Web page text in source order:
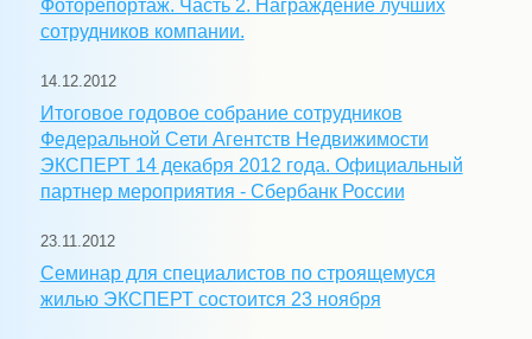
Фоторепортаж. Часть 2. Награждение лучших
сотрудников компании.
14.12.2012
Итоговое годовое собрание сотрудников
Федеральной Сети Агентств Недвижимости
ЭКСПЕРТ 14 декабря 2012 года. Официальный
партнер мероприятия - Сбербанк России
23.11.2012
Семинар для специалистов по строящемуся
жилью ЭКСПЕРТ состоится 23 ноября